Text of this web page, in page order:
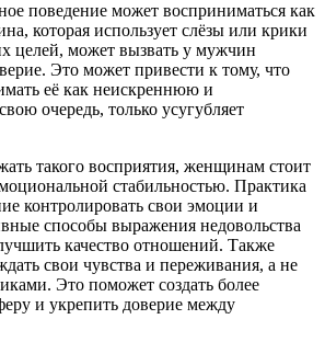
поведение может восприниматься как
которая использует слёзы или крики
целей, может вызвать у мужчин
Это может привести к тому, что
её как неискреннюю и
очередь, только усугубляет
такого восприятия, женщинам стоит
стабильностью. Практика
контролировать свои эмоции и
способы выражения недовольства
качество отношений. Также
свои чувства и переживания, а не
Это поможет создать более
и укрепить доверие между